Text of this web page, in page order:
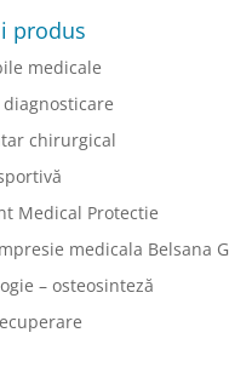
produs
medicale
chirurgical
Medical Protectie
medicala Belsana
– osteosinteză